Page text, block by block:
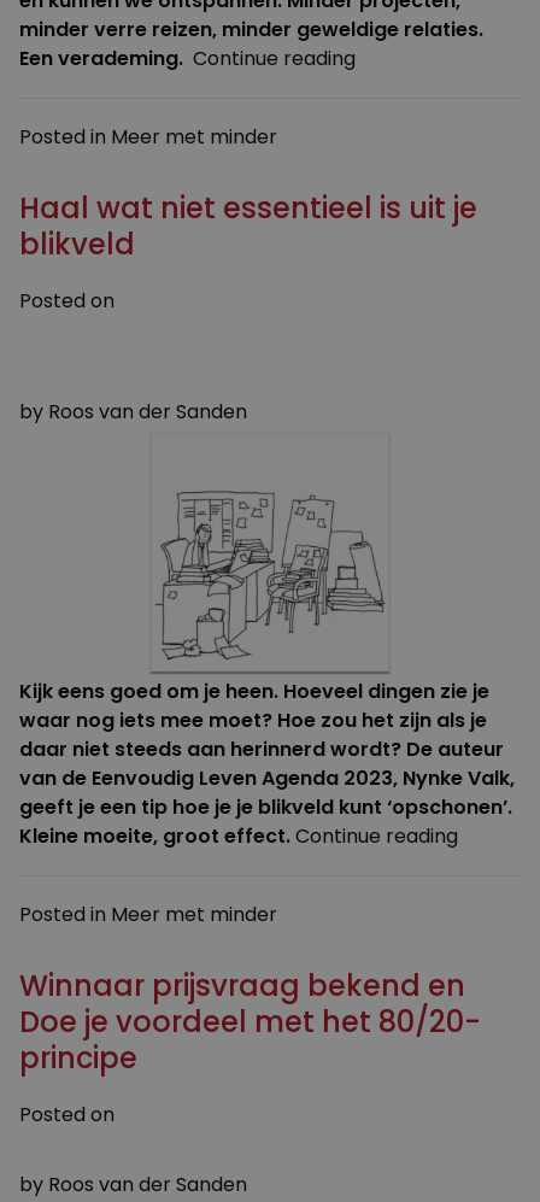
minder verre reizen, minder geweldige relaties.
Een verademing. Continue reading
ongelukkig
Posted in Meer met minder
Haal wat niet essentieel is uit je
blikveld
Posted on
by Roos van der Sanden
Kijk eens goed om je heen. Hoeveel dingen zie je
waar nog iets mee moet? Hoe zou het zijn als je
daar niet steeds aan herinnerd wordt? De auteur
van de Eenvoudig Leven Agenda 2023, Nynke Valk,
geeft je een tip hoe je je blikveld kunt ‘opschonen’.
Kleine moeite, groot effect.Continue reading
uit
je
blikveld”
Posted in Meer met minder
Winnaar prijsvraag bekend en
Doe je voordeel met het 80/20-
principe
Posted on
by Roos van der Sanden